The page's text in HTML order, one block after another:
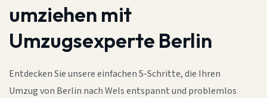
umziehen mit
Umzugsexperte Berlin
Entdecken Sie unsere einfachen 5-Schritte, die Ihren
Umzug von Berlin nach Wels entspannt und problemlos